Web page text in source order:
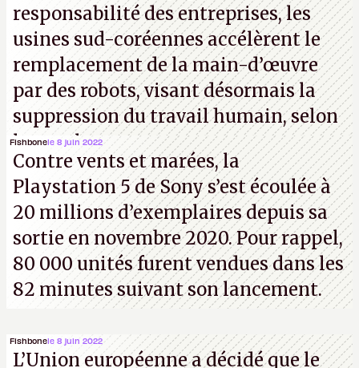
responsabilité des entreprises, les
usines sud-coréennes accélèrent le
remplacement de la main-d’œuvre
par des robots, visant désormais la
suppression du travail humain, selon
les analystes.
Fishbonele 8 juin 2022
Contre vents et marées, la
Playstation 5 de Sony s’est écoulée à
20 millions d’exemplaires depuis sa
sortie en novembre 2020. Pour rappel,
80 000 unités furent vendues dans les
82 minutes suivant son lancement.
Fishbonele 8 juin 2022
L’Union européenne a décidé que le